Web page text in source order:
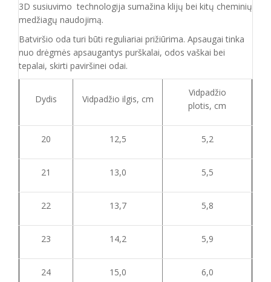
3D susiuvimo technologija sumažina klijų bei kitų cheminių
medžiagų naudojimą.
Batviršio oda turi būti reguliariai prižiūrima. Apsaugai tinka
nuo drėgmės apsaugantys purškalai, odos vaškai bei
tepalai, skirti paviršinei odai.
Dydis Vidpadžio ilgis, cm
Vidpadžio
plotis, cm
20 12,5 5,2
21 13,0 5,5
22 13,7 5,8
23 14,2 5,9
24 15,0 6,0